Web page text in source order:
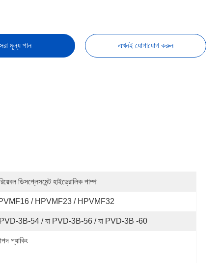
মূল্য পান এখনই যোগাযোগ করুন
ডিসপ্লেসমেন্ট হাইড্রোলিক পাম্প
/ HPVMF23 / HPVMF32
PVD-3B-54 / যা PVD-3B-56 / যা PVD-3B -60
প্যাকিং